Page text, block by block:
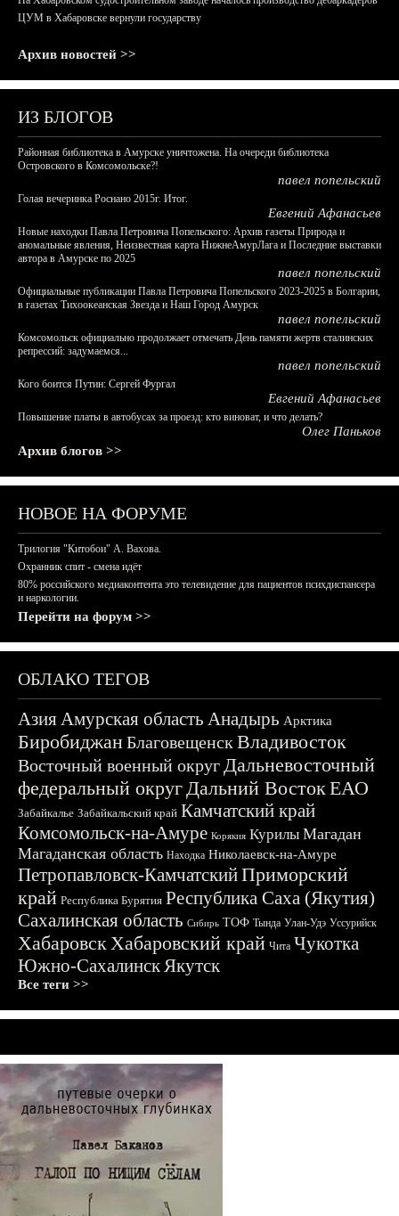
ЦУМ в Хабаровске вернули государству
Архив новостей >>
ИЗ БЛОГОВ
Районная библиотека в Амурске уничтожена. На очереди библиотека
Островского в Комсомольске?!
павел попельский
Голая вечеринка Роснано 2015г. Итог.
Евгений Афанасьев
Новые находки Павла Петровича Попельского: Архив газеты Природа и
аномальные явления, Неизвестная карта НижнеАмурЛага и Последние выставки
автора в Амурске по 2025
павел попельский
Официальные публикации Павла Петровича Попельского 2023-2025 в Болгарии,
в газетах Тихоокеанская Звезда и Наш Город Амурск
павел попельский
Комсомольск официально продолжает отмечать День памяти жертв сталинских
репрессий: задумаемся...
павел попельский
Кого боится Путин: Сергей Фургал
Евгений Афанасьев
Повышение платы в автобусах за проезд: кто виноват, и что делать?
Олег Паньков
Архив блогов >>
НОВОЕ НА ФОРУМЕ
Трилогия "Китобои" А. Вахова.
Охранник спит - смена идёт
80% российского медиаконтента это телевидение для пациентов психдиспансера
и наркологии.
Перейти на форум >>
ОБЛАКО ТЕГОВ
АзияАмурская область Анадырь Арктика
БиробиджанБлаговещенскВладивосток
Восточный военный округДальневосточный
федеральный округДальний ВостокЕАО
Забайкалье Забайкальский край Камчатский край
Комсомольск-на-Амуре Корякия Курилы Магадан
Магаданская область Находка Николаевск-на-Амуре
Петропавловск-КамчатскийПриморский
край Республика Бурятия Республика Саха (Якутия)
Сахалинская область Сибирь ТОФ Тында Улан-Удэ Уссурийск
ХабаровскХабаровский край Чита Чукотка
Южно-СахалинскЯкутск
Все теги >>